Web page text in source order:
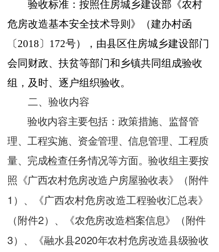
验收标准：按照住房城乡建设部《农村
危房改造基本安全技术导则》
（建办村函
〔2018〕 172号）
，由县区住房城乡建设部门
会同财政、扶贫等部门和乡镇共同组成验收
组，及时、逐户组织验收。
二、验收内容
验收内容主要包括：政策措施、监督管
理、工程实施、资金管理、信息管理、工程质
量、完成检查任务情况等方面。验收组主要按
照《广西农村危房改造户房屋验收表》（附件
1 ）、《广西农村危房改造工程验收汇总表》
（附件2）、《农危房改造档案信息》（附件
3）、《融水县2020年农村危房改造县级验收